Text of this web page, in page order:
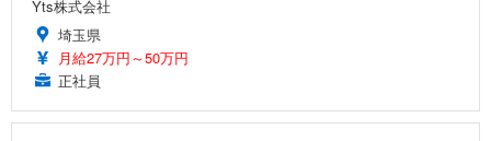
Yts株式会社
埼玉県
月給27万円～50万円
正社員